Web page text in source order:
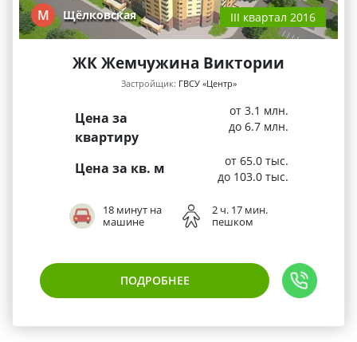
М Щёлковская III квартал 2016
ЖК Жемчужина Виктории
Застройщик: ГВСУ «Центр»
Цена за
квартиру
от 3.1 млн.
до 6.7 млн.
Цена за кв. м
от 65.0 тыс.
до 103.0 тыс.
18 минут на
машине
2 ч. 17 мин.
пешком
ПОДРОБНЕЕ